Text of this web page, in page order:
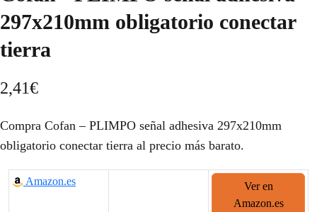
297x210mm obligatorio conectar
tierra
2,41€
Compra Cofan – PLIMPO señal adhesiva 297x210mm
obligatorio conectar tierra al precio más barato.
Amazon.es
Ver en
Amazon.es